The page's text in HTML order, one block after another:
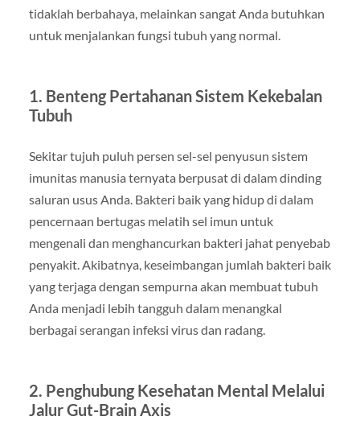
tidaklah berbahaya, melainkan sangat Anda butuhkan
untuk menjalankan fungsi tubuh yang normal.
1. Benteng Pertahanan Sistem Kekebalan
Tubuh
Sekitar tujuh puluh persen sel-sel penyusun sistem
imunitas manusia ternyata berpusat di dalam dinding
saluran usus Anda. Bakteri baik yang hidup di dalam
pencernaan bertugas melatih sel imun untuk
mengenali dan menghancurkan bakteri jahat penyebab
penyakit. Akibatnya, keseimbangan jumlah bakteri baik
yang terjaga dengan sempurna akan membuat tubuh
Anda menjadi lebih tangguh dalam menangkal
berbagai serangan infeksi virus dan radang.
2. Penghubung Kesehatan Mental Melalui
Jalur Gut-Brain Axis